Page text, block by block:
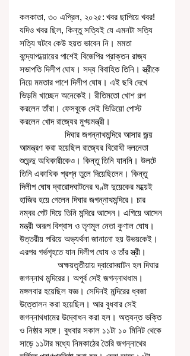
কলকাতা, ৩০ এপ্রিল, ২০২৫: খবর ছাপিয়ে খবর!
যদিও খবর ছিল, কিন্তু সত্যিই যে এমনটা সত্যি
সত্যি ঘটবে কেউ হয়ত ভাবেন নি। মমতা
বন্দ্যোপাধ্য়ায়ের পাশেই বিজেপির প্রাক্তন রাজ্য
সভাপতি দিলীপ ঘোষ। সদ্য বিবাহিত তিনি। স্ত্রীকে
নিয়ে মমতার পাশে দিলীপ ঘোষ। এই ছবি দেখে
ভিড়মি খাচ্ছেন অনেকেই। রীতিমতো খোশ গল্প
করলেন তাঁরা। ফেসবুকে সেই ভিডিয়ো পোস্ট
করলেন খোদ রাজ্যের মুখ্য়মন্ত্রী।
আমন্ত্রণ করা হয়েছিল রাজ্যের বিরোধী দলনেতা
শুভেন্দু অধিকারীকেও। কিন্তু তিনি যাননি। উলটে
তিনি একাধিক প্রশ্ন তুলে দিয়েছিলেন। কিন্তু
দিলীপ ঘোষ দ্বারোদঘাটনের ঘণ্টা দুয়েকের মধ্য়েই
হাজির হয়ে গেলেন দিঘার জগন্নাথমন্দিরে। চার
নম্বর গেট দিয়ে তিনি মন্দিরে আসেন। এগিয়ে আসেন
মন্ত্রী অরূপ বিশ্বাস ও তৃণমূল নেতা কুণাল ঘোষ।
উত্তরীয় পরিয়ে অভ্যর্থনা জানানো হয় উভয়কেই।
এরপর গর্ভগৃহতে যান দিলীপ ঘোষ ও তাঁর স্ত্রী।
জগন্নাথ মন্দিরের। অপূর্ব সেই জগন্নাথধাম।
মঙ্গলবার হয়েছিল যজ্ঞ। সেদিনই মন্দিরের ধ্বজা
উত্তোলন করা হয়েছিল। আর বুধবার সেই
জগন্নাথধামের উদ্বোধন করা হল। অত্যন্ত ভক্তি
ও নিষ্ঠার সঙ্গে। বুধবার সকাল ১১টা ১০ মিনিট থেকে
সাড়ে ১১টার মধ্যে নিমকাঠের তৈরি জগন্নাথের